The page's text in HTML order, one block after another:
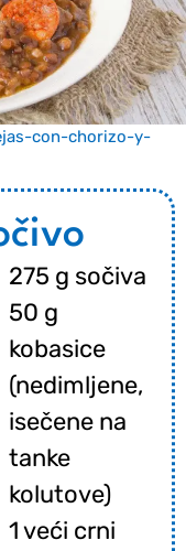
con-chorizo-y-
275 g sočiva
50 g
kobasice
(nedimljene,
isečene na
tanke
kolutove)
1 veći crni